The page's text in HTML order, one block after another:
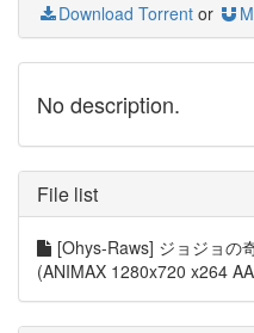
Download Torrent or
No description.
File list
[Ohys-Raws] ジョジョの
(ANIMAX 1280x720 x264